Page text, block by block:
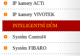
IP kamery ACTi
IP kamery VIVOTEK
INTELIGENTNÍ DŮM
Systém Control4
Systém FIBARO